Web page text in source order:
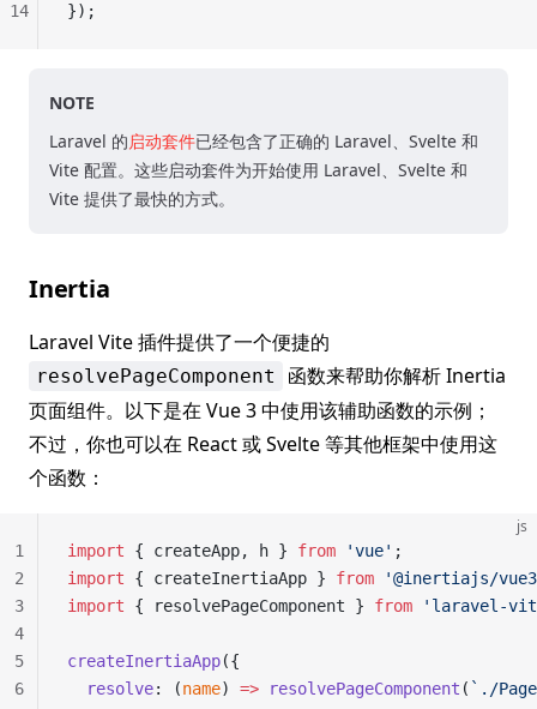
});
14
NOTE
Laravel 的启动套件已经包含了正确的 Laravel、Svelte 和
Vite 配置。这些启动套件为开始使用 Laravel、Svelte 和
Vite 提供了最快的方式。
Inertia
Laravel Vite 插件提供了一个便捷的
resolvePageComponent
函数来帮助你解析 Inertia
页面组件。以下是在 Vue 3 中使用该辅助函数的示例；
不过，你也可以在 React 或 Svelte 等其他框架中使用这
个函数：
js
import { createApp, h } from 'vue' ;
import { createInertiaApp } from '@inertiajs/
import { resolvePageComponent } from 'laravel-
createInertiaApp({
  resolve
: (name) => resolvePageComponent ( `./
1
2
3
4
5
6